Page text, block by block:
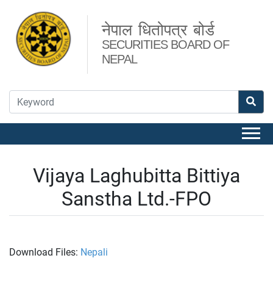
नेपाल धितोपत्र बोर्ड
SECURITIES BOARD OF
NEPAL
Vijaya Laghubitta Bittiya
Sanstha Ltd.-FPO
Download Files: Nepali